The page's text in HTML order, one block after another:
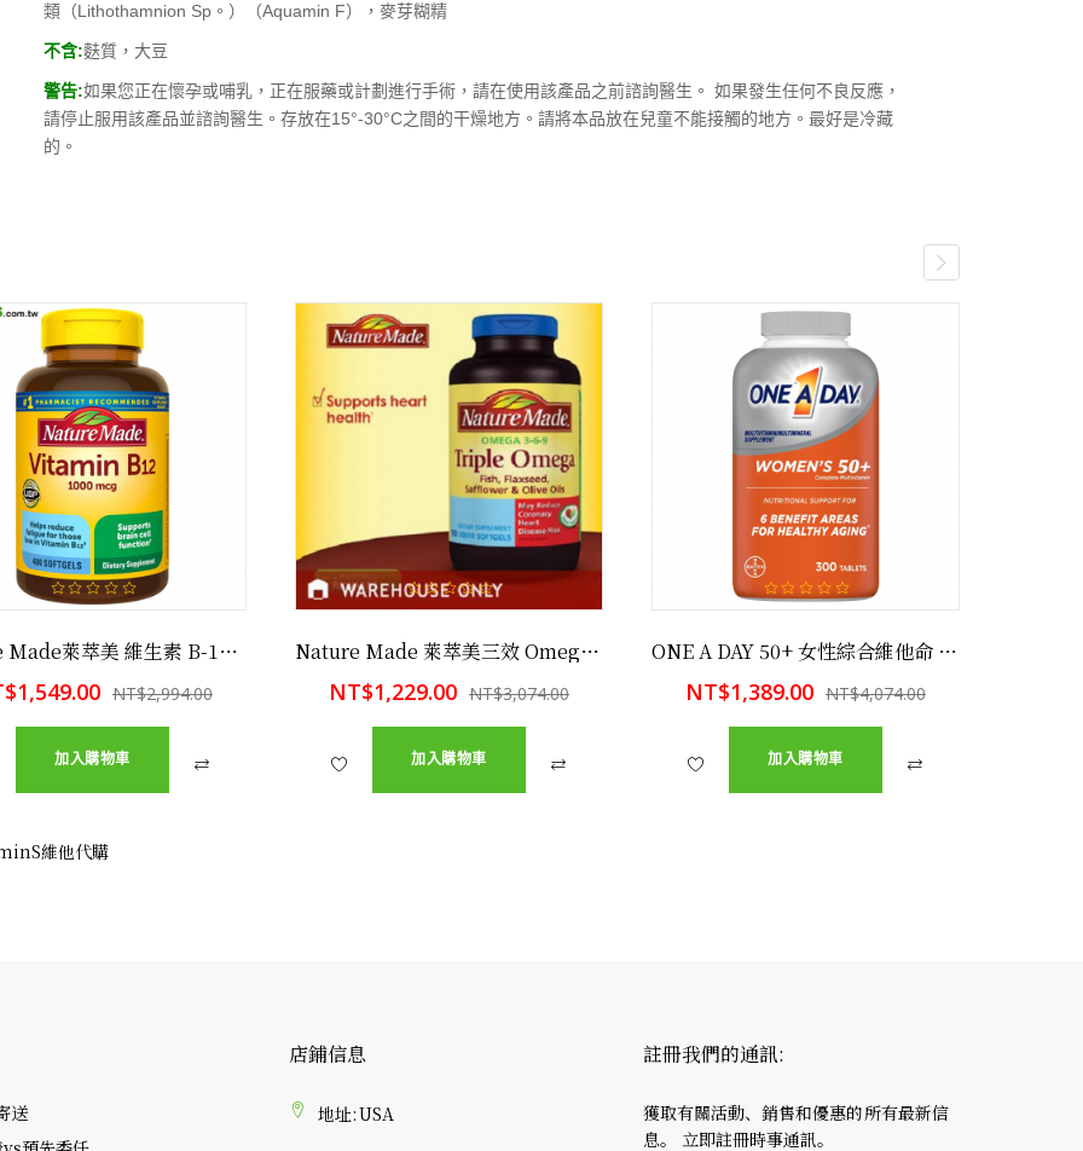
類（Lithothamnion Sp。）（Aquamin F），麥芽糊精
不含:麩質，大豆
警告:如果您正在懷孕或哺乳，正在服藥或計劃進行手術，請在使用該產品之前諮詢醫生。 如果發生任何不良反應，
請停止服用該產品並諮詢醫生。 存放在15°-30°C之間的干燥地方。請將本品放在兒童不能接觸的地方。最好是冷藏
的。
Nature Made萊萃美 維生素 B-12 400顆
NT$2,994.00
加入購物車
Nature Made 萊萃美三效 Omega 亞麻子油+紅花油+橄欖油 (三效 Omega ), 180 顆 有益膽固醇,有益三酸甘油脂
NT$1,229.00 NT$3,074.00
加入購物車
ONE A DAY 50+ 女性綜合維他命 (50歲以上) 300顆
NT$1,389.00 NT$4,074.00
加入購物車
維他代購
送
店鋪信息
地址:USA
註冊我們的通訊:
獲取有關活動、銷售和優惠的所有最新信
息。 立即註冊時事通訊。